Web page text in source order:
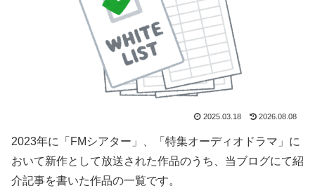
2025.03.18 2026.08.08
2023年に「FMシアター」、「特集オーディオドラマ」に
おいて新作として放送された作品のうち、当ブログにて紹
介記事を書いた作品の一覧です。